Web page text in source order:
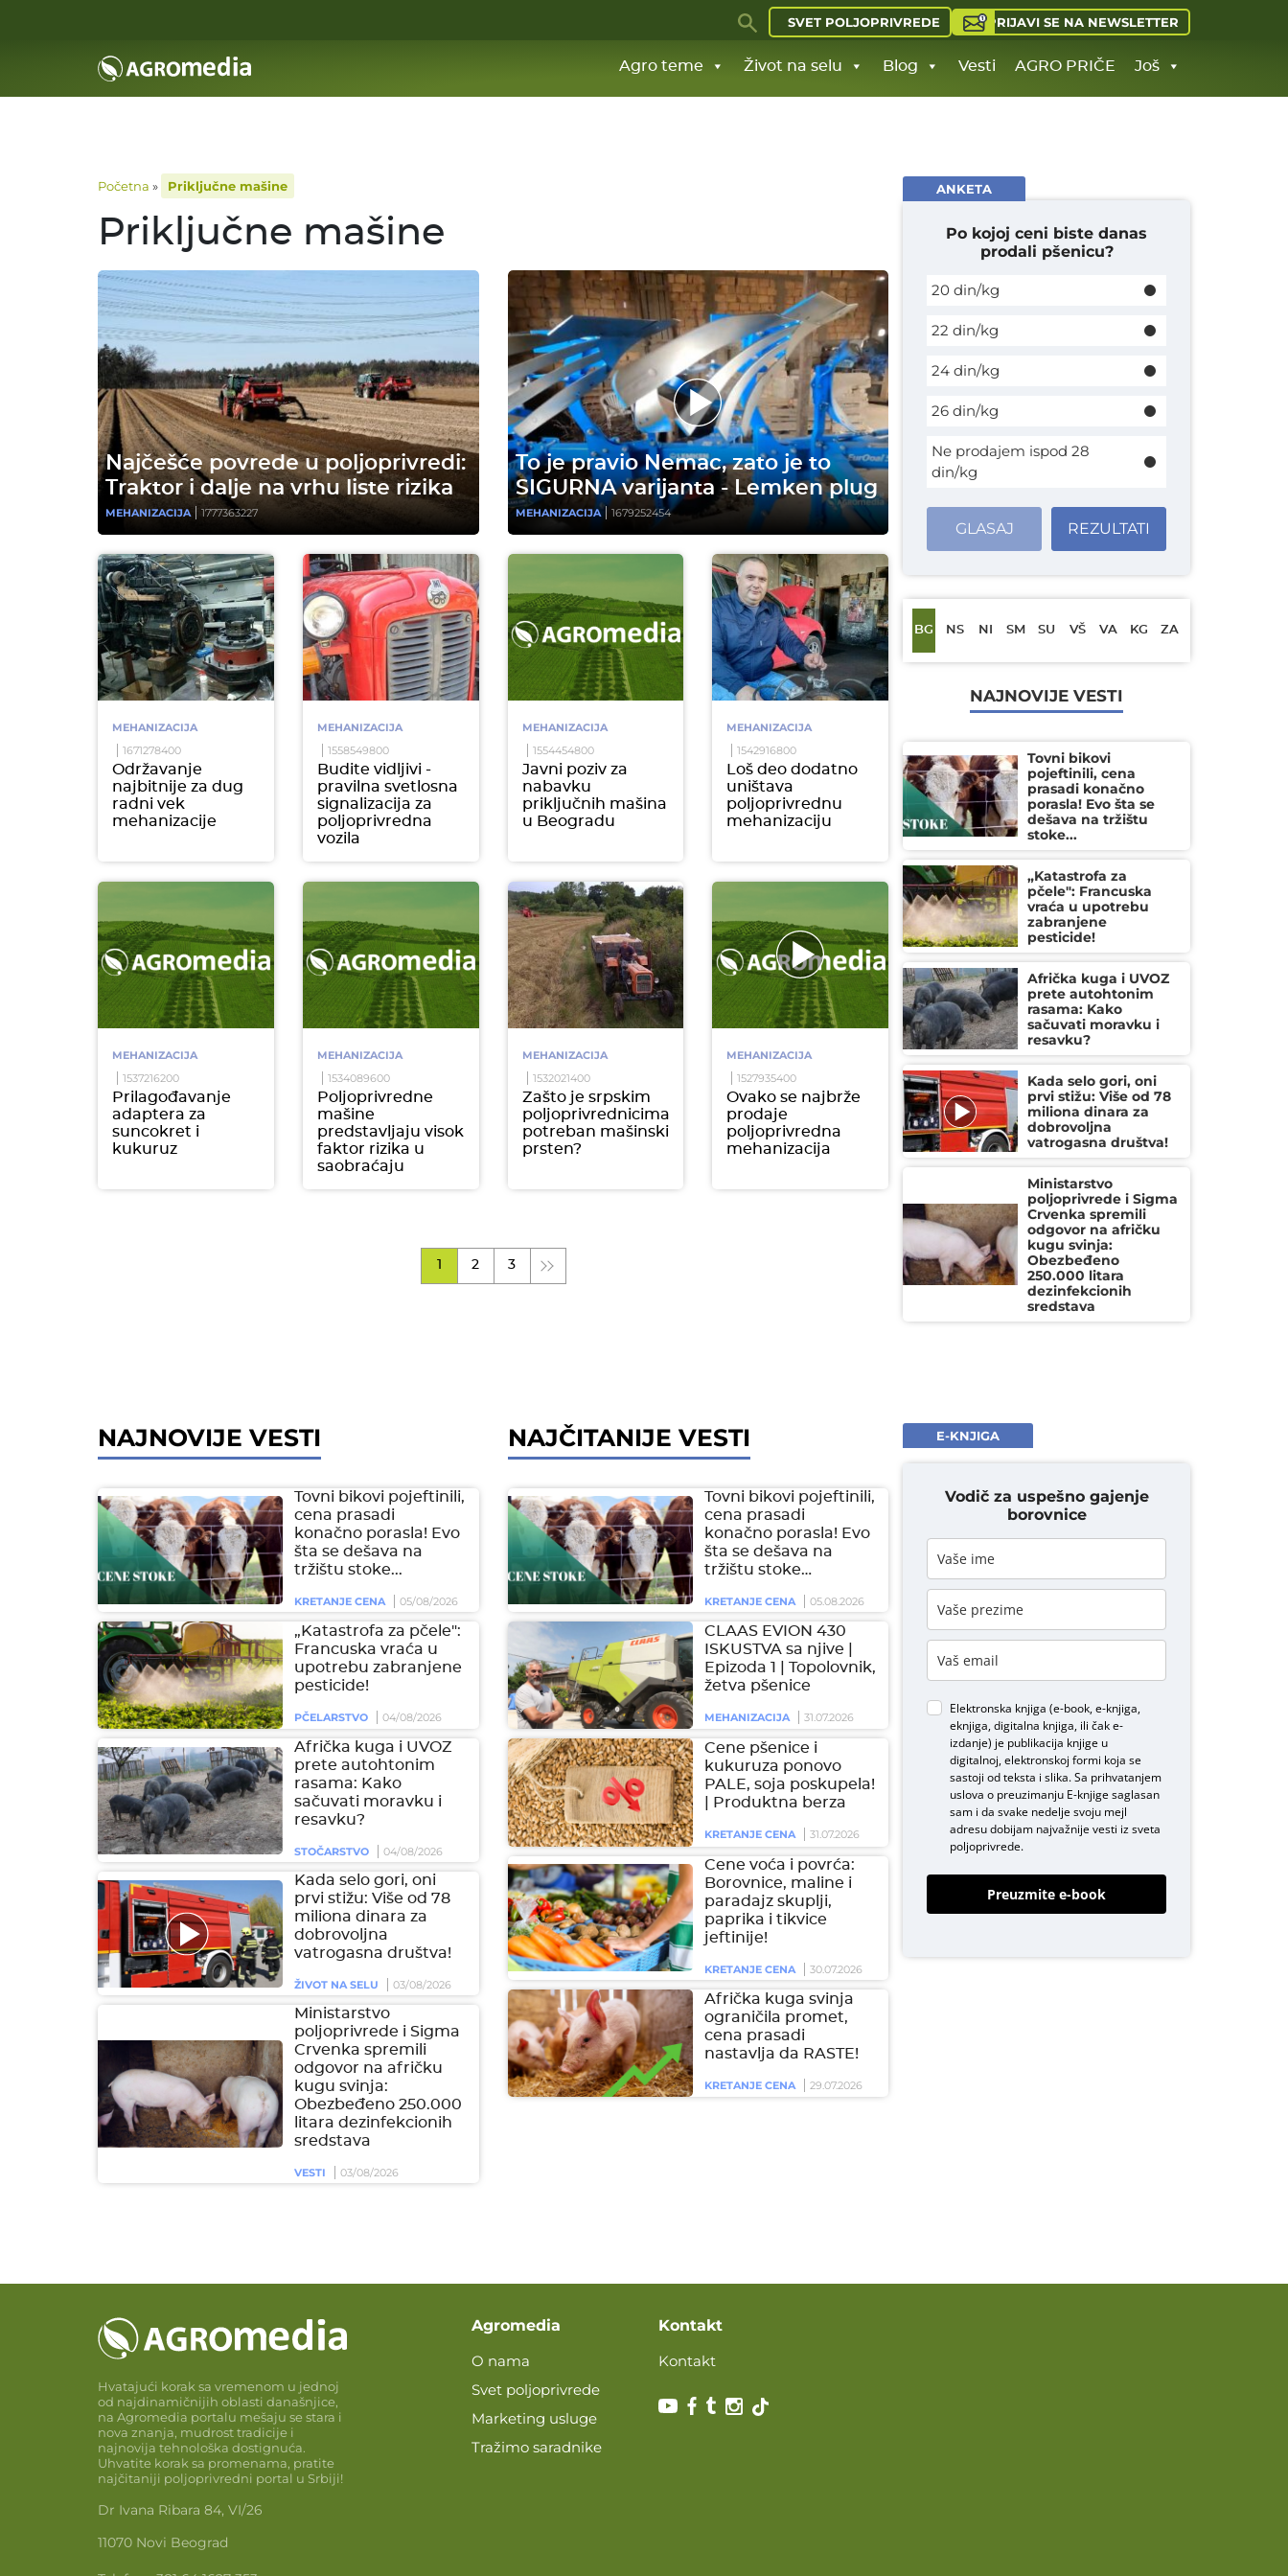
SVET POLJOPRIVREDE PRIJAVI SE NA NEWSLETTER
Agro teme Život na selu Blog Vesti AGRO PRIČE Još
Početna » Priključne mašine
Priključne mašine
Najčešće povrede u poljoprivredi:
Traktor i dalje na vrhu liste rizika
MEHANIZACIJA 1777363227
To je pravio Nemac, zato je to
SIGURNA varijanta - Lemken plug
MEHANIZACIJA 1679252454
MEHANIZACIJA
1671278400
Održavanje
najbitnije za dug
radni vek
mehanizacije
MEHANIZACIJA
1558549800
Budite vidljivi -
pravilna svetlosna
signalizacija za
poljoprivredna
vozila
MEHANIZACIJA
1554454800
Javni poziv za
nabavku
priključnih mašina
u Beogradu
MEHANIZACIJA
1542916800
Loš deo dodatno
uništava
poljoprivrednu
mehanizaciju
MEHANIZACIJA
1537216200
Prilagođavanje
adaptera za
suncokret i
kukuruz
MEHANIZACIJA
1534089600
Poljoprivredne
mašine
predstavljaju visok
faktor rizika u
saobraćaju
MEHANIZACIJA
1532021400
Zašto je srpskim
poljoprivrednicima
potreban mašinski
prsten?
MEHANIZACIJA
1527935400
Ovako se najbrže
prodaje
poljoprivredna
mehanizacija
2 3
ANKETA
Po kojoj ceni biste danas
prodali pšenicu?
20 din/kg
22 din/kg
24 din/kg
26 din/kg
Ne prodajem ispod 28
din/kg
GLASAJ REZULTATI
BG NS NI SM SU VŠ VA KG ZA
NAJNOVIJE VESTI
Tovni bikovi
pojeftinili, cena
prasadi konačno
porasla! Evo šta se
dešava na tržištu
stoke...
„Katastrofa za
pčele": Francuska
vraća u upotrebu
zabranjene
pesticide!
Afrička kuga i UVOZ
prete autohtonim
rasama: Kako
sačuvati moravku i
resavku?
Kada selo gori, oni
prvi stižu: Više od 78
miliona dinara za
dobrovoljna
vatrogasna društva!
Ministarstvo
poljoprivrede i Sigma
Crvenka spremili
odgovor na afričku
kugu svinja:
Obezbeđeno
250.000 litara
dezinfekcionih
sredstava
NAJNOVIJE VESTI
Tovni bikovi pojeftinili,
cena prasadi
konačno porasla! Evo
šta se dešava na
tržištu stoke...
KRETANJE CENA 05/08/2026
„Katastrofa za pčele":
Francuska vraća u
upotrebu zabranjene
pesticide!
PČELARSTVO 04/08/2026
Afrička kuga i UVOZ
prete autohtonim
rasama: Kako
sačuvati moravku i
resavku?
STOČARSTVO 04/08/2026
Kada selo gori, oni
prvi stižu: Više od 78
miliona dinara za
dobrovoljna
vatrogasna društva!
ŽIVOT NA SELU 03/08/2026
Ministarstvo
poljoprivrede i Sigma
Crvenka spremili
odgovor na afričku
kugu svinja:
Obezbeđeno 250.000
litara dezinfekcionih
sredstava
VESTI 03/08/2026
NAJČITANIJE VESTI
Tovni bikovi pojeftinili,
cena prasadi
konačno porasla! Evo
šta se dešava na
tržištu stoke…
KRETANJE CENA 05.08.2026
CLAAS EVION 430
ISKUSTVA sa njive |
Epizoda 1 | Topolovnik,
žetva pšenice
MEHANIZACIJA 31.07.2026
Cene pšenice i
kukuruza ponovo
PALE, soja poskupela!
| Produktna berza
KRETANJE CENA 31.07.2026
Cene voća i povrća:
Borovnice, maline i
paradajz skuplji,
paprika i tikvice
jeftinije!
KRETANJE CENA 30.07.2026
Afrička kuga svinja
ograničila promet,
cena prasadi
nastavlja da RASTE!
KRETANJE CENA 29.07.2026
E-KNJIGA
Vodič za uspešno gajenje
borovnice
Elektronska knjiga (e-book, e-knjiga,
eknjiga, digitalna knjiga, ili čak e-
izdanje) je publikacija knjige u
digitalnoj, elektronskoj formi koja se
sastoji od teksta i slika. Sa prihvatanjem
uslova o preuzimanju E-knjigesaglasan
sam i da svake nedelje svoju mejl
adresu dobijam najvažnije vesti iz sveta
poljoprivrede.
Preuzmite e-book
Hvatajući korak sa vremenom u jednoj
od najdinamičnijih oblasti današnjice,
na Agromedia portalu mešaju se stara i
nova znanja, mudrost tradicije i
najnovija tehnološka dostignuća.
Uhvatite korak sa promenama, pratite
najčitaniji poljoprivredni portal u Srbiji!
Dr Ivana Ribara 84, VI/26
11070 Novi Beograd
Agromedia
O nama
Svet poljoprivrede
Marketing usluge
Tražimo saradnike
Kontakt
Kontakt